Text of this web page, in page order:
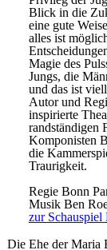
Blick in die
eine gute
alles ist
Magie des
Jungs, die
und das ist
Autor und
inspirierte
randständigen
Komponisten
die
Traurigkeit.
RegieBonn
Musik Ben
zur Schauspiel
Die Ehe der Maria